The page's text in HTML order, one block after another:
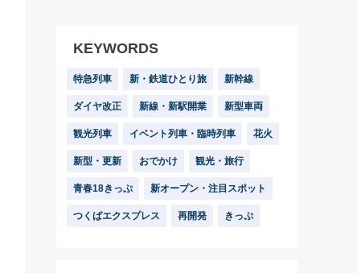
KEYWORDS
特急列車 新・鉄道ひとり旅 新幹線
ダイヤ改正 新線・新駅開業 新型車両
観光列車 イベント列車・臨時列車 花火
新型・更新 おでかけ 観光・旅行
青春18きっぷ 新オープン・注目スポット
つくばエクスプレス 再開発 きっぷ